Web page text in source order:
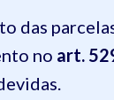
das
no art.